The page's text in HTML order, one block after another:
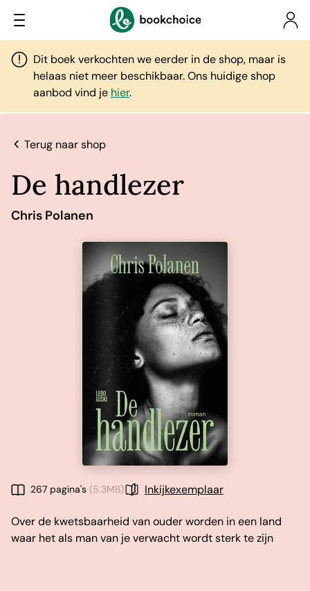
Dit boek verkochten we eerder in de shop, maar is
helaas niet meer beschikbaar. Ons huidige shop
aanbod vind je hier.
Terug naar shop
De handlezer
Chris Polanen
267 pagina's (5.3MB) Inkijkexemplaar
Over de kwetsbaarheid van ouder worden in een land
waar het als man van je verwacht wordt sterk te zijn